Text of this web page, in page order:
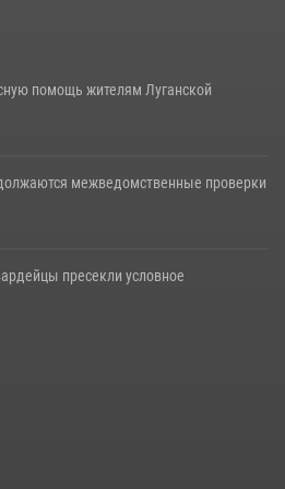
помощь жителям Луганской
межведомственные проверки
пресекли условное